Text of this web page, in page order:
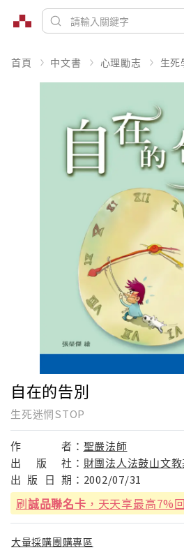
首頁 中文書 心理勵志 生死
自在的告別
生死迷惘STOP
作 者： 聖嚴法師
出
版 社： 財團法人法鼓山文
出 版 日 期： 2002/07/31
刷誠品聯名卡 ，天天享最高7%
大量採購團購專區